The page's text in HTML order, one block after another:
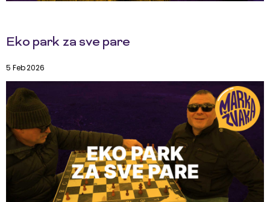
Eko park za sve pare
5 Feb 2026